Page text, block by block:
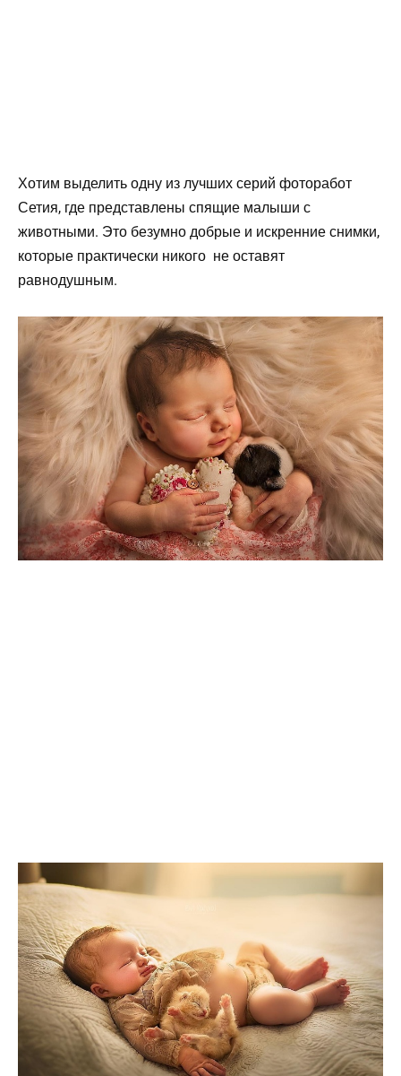
Хотим выделить одну из лучших серий фоторабот
Сетия, где представлены спящие малыши с
животными. Это безумно добрые и искренние снимки,
которые практически никого не оставят
равнодушным.